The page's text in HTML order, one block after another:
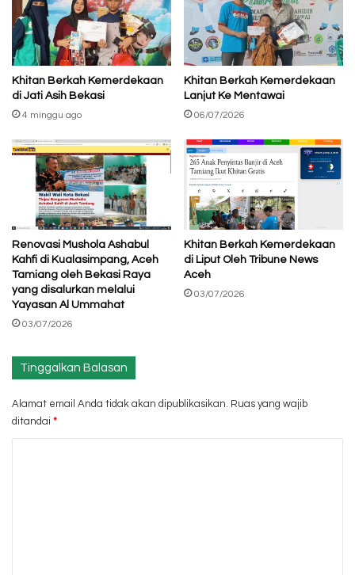
Khitan Berkah Kemerdekaan
di Jati Asih Bekasi
4 minggu ago
Khitan Berkah Kemerdekaan
Lanjut Ke Mentawai
06/07/2026
Renovasi Mushola Ashabul
Kahfi di Kualasimpang, Aceh
Tamiang oleh Bekasi Raya
yang disalurkan melalui
Yayasan Al Ummahat
03/07/2026
Khitan Berkah Kemerdekaan
di Liput Oleh Tribune News
Aceh
03/07/2026
Tinggalkan Balasan
Alamat email Anda tidak akan dipublikasikan. Ruas yang wajib
ditandai *